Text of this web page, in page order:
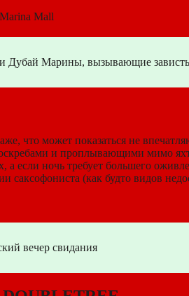
Mall
Дубай Марины, вызывающие
что может показаться не
и проплывающими мимо
а если ночь требует большего
(как будто видов
вечер свидания